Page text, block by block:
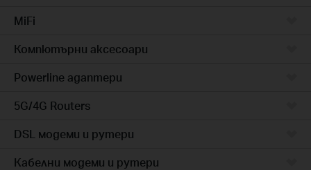
MiFi
Компютърни аксесоари
Powerline адаптери
5G/4G Routers
DSL модеми и рутери
Кабелни модеми и рутери